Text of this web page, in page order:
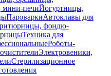
мини-печиЙогуртницы,
ПароваркиАвтоклавы для
фондю-
Техника для
Роботы-
Электровеники,
Стерилизационное